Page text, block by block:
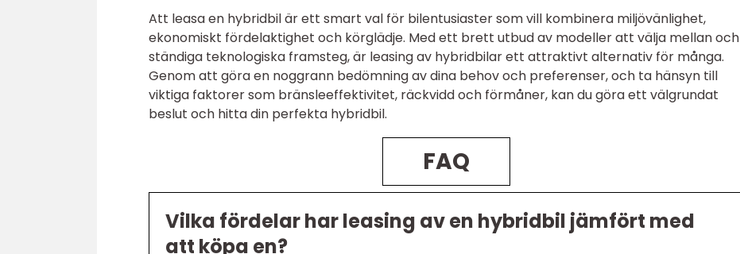
Att leasa en hybridbil är ett smart val för bilentusiaster som vill kombinera miljövänlighet,
ekonomiskt fördelaktighet och körglädje. Med ett brett utbud av modeller att välja mellan och
ständiga teknologiska framsteg, är leasing av hybridbilar ett attraktivt alternativ för många.
Genom att göra en noggrann bedömning av dina behov och preferenser, och ta hänsyn till
viktiga faktorer som bränsleeffektivitet, räckvidd och förmåner, kan du göra ett välgrundat
beslut och hitta din perfekta hybridbil.
FAQ
Vilka fördelar har leasing av en hybridbil jämfört med
att köpa en?